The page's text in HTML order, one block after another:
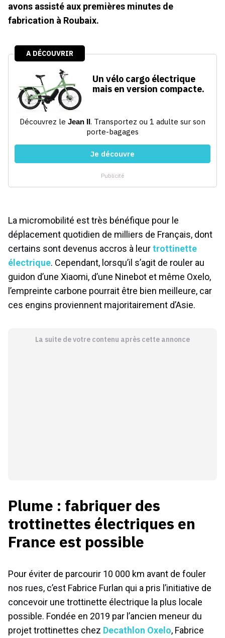
avons assisté aux premières minutes de
fabrication à Roubaix.
La micromobilité est très bénéfique pour le
déplacement quotidien de milliers de Français, dont
certains sont devenus accros à leurtrottinette
électrique. Cependant, lorsqu’il s’agit de rouler au
guidon d’une Xiaomi, d’une Ninebot et même Oxelo,
l’empreinte carbone pourrait être bien meilleure, car
ces engins proviennent majoritairement d’Asie.
La suite de votre contenu après cette annonce
Plume : fabriquer des
trottinettes électriques en
France est possible
Pour éviter de parcourir 10 000 km avant de fouler
nos rues, c’est Fabrice Furlan qui a pris l’initiative de
concevoir une trottinette électrique la plus locale
possible. Fondée en 2019 par l’ancien meneur du
projet trottinettes chez Decathlon Oxelo, Fabrice